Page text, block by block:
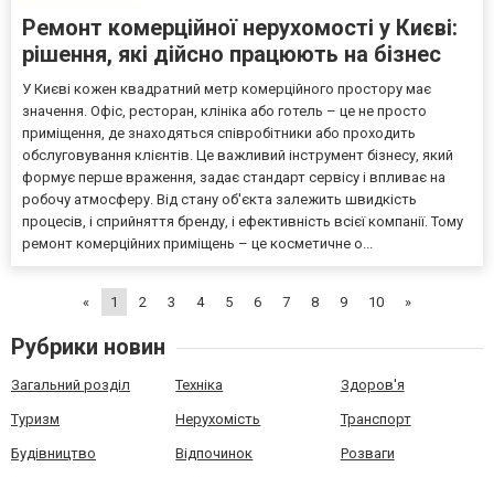
Ремонт комерційної нерухомості у Києві:
рішення, які дійсно працюють на бізнес
У Києві кожен квадратний метр комерційного простору має
значення. Офіс, ресторан, клініка або готель – це не просто
приміщення, де знаходяться співробітники або проходить
обслуговування клієнтів. Це важливий інструмент бізнесу, який
формує перше враження, задає стандарт сервісу і впливає на
робочу атмосферу. Від стану об'єкта залежить швидкість
процесів, і сприйняття бренду, і ефективність всієї компанії. Тому
ремонт комерційних приміщень – це косметичне о...
« 1 2 3 4 5 6 7 8 9 10 »
Рубрики новин
Загальний розділ Техніка Здоров'я
Туризм Нерухомість Транспорт
Будівництво Відпочинок Розваги